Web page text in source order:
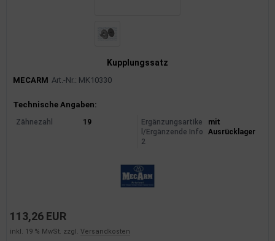
Kupplungssatz
MECARM Art.-Nr.: MK10330
Produktinformationen
Technische Angaben:
Zähnezahl 19
Ergänzungsartike
l/Ergänzende Info
2
mit
Ausrücklager
113,26 EUR
inkl. 19 % MwSt. zzgl. Versandkosten